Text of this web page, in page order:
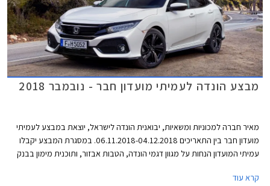
מבצע הונדה לעמיתי מועדון חבר - נובמבר 2018
מאיר חברה למכוניות ומשאיות, יבואנית הונדה לישראל, יוצאת במבצע לעמיתי
מועדון חבר בין התאריכים 06.11.2018-04.12.2018. במסגרת המבצע יקבלו
עמיתי המועדון הנחות על מגוון דגמי הונדה, הטבות אבזור, ותוכנית מימון בבנק
מועדפים במסגרת תכנית המימון חבר ליס. המבצע יערך בכל אולמות התצוגה
קרא עוד